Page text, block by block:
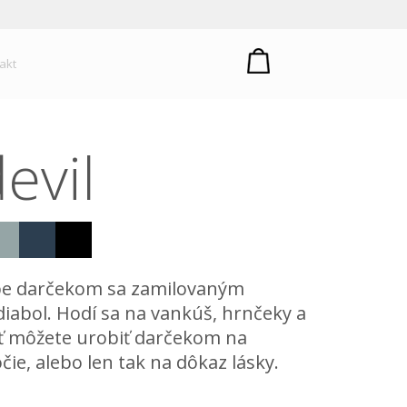
plastů
darčekom sa zamilovaným
Hodí sa na vankúš, hrnčeky a
môžete urobiť darčekom na
alebo len tak na dôkaz lásky.